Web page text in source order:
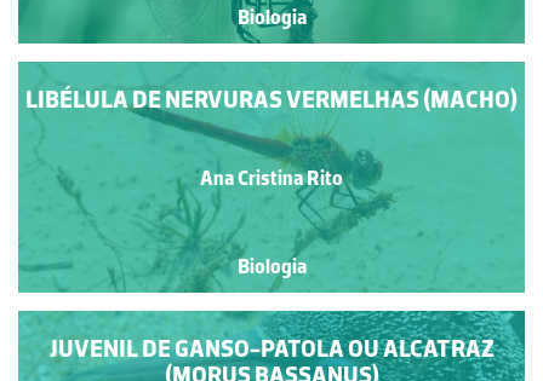
Biologia
LIBÉLULA DE NERVURAS VERMELHAS (MACHO)
Ana Cristina Rito
Biologia
JUVENIL DE GANSO-PATOLA OU ALCATRAZ